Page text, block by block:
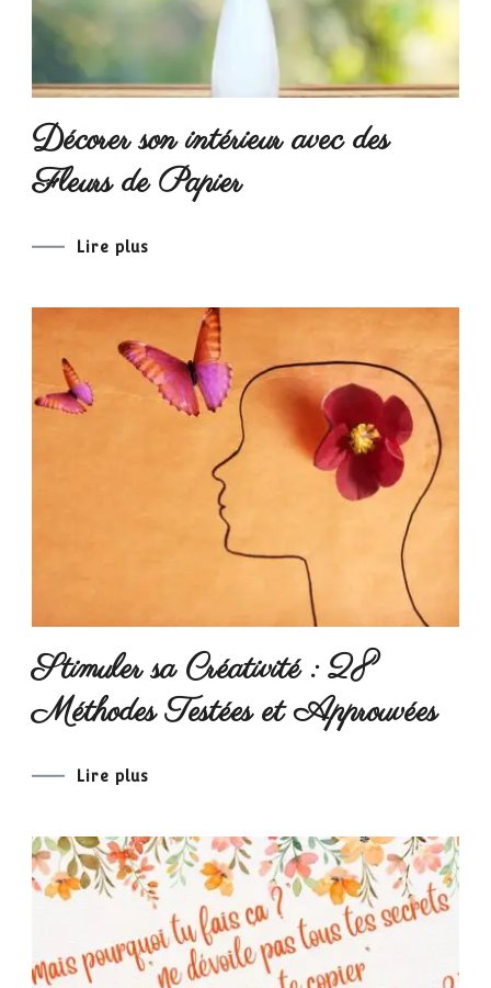
Décorer son intérieur avec des
Fleurs de Papier
Lire plus
Stimuler sa Créativité : 28
Méthodes Testées et Approuvées
Lire plus